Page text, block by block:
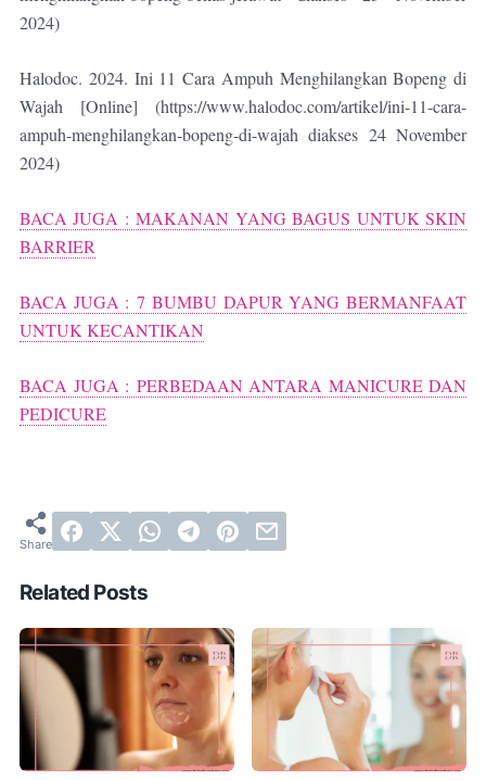
2024)
Halodoc. 2024. Ini 11 Cara Ampuh Menghilangkan Bopeng di
Wajah [Online] (https://www.halodoc.com/artikel/ini-11-cara-
ampuh-menghilangkan-bopeng-di-wajah diakses 24 November
2024)
BACA JUGA :MAKANAN YANG BAGUS UNTUK SKIN
BARRIER
BACA JUGA : 7 BUMBU DAPUR YANG BERMANFAAT
UNTUK KECANTIKAN
BACA JUGA : PERBEDAAN ANTARA MANICURE DAN
PEDICURE
Related Posts